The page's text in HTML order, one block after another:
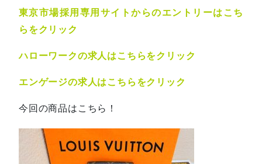
東京市場採用専用サイトからのエントリーはこち
らをクリック
ハローワークの求人はこちらをクリック
エンゲージの求人はこちらをクリック
今回の商品はこちら！